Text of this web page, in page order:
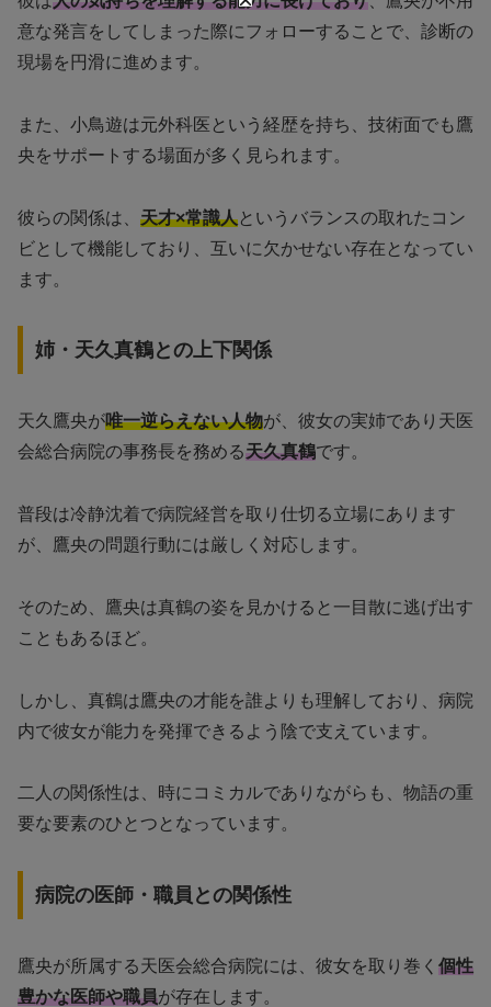
意な発言をしてしまった際にフォローすることで、診断の
現場を円滑に進めます。
また、小鳥遊は元外科医という経歴を持ち、技術面でも鷹
央をサポートする場面が多く見られます。
彼らの関係は、 天才×常識人というバランスの取れたコン
ビとして機能しており、互いに欠かせない存在となってい
ます。
姉・天久真鶴との上下関係
天久鷹央が唯一逆らえない人物が、彼女の実姉であり天医
会総合病院の事務長を務める天久真鶴です。
普段は冷静沈着で病院経営を取り仕切る立場にあります
が、鷹央の問題行動には厳しく対応します。
そのため、鷹央は真鶴の姿を見かけると一目散に逃げ出す
こともあるほど。
しかし、真鶴は鷹央の才能を誰よりも理解しており、病院
内で彼女が能力を発揮できるよう陰で支えています。
二人の関係性は、時にコミカルでありながらも、物語の重
要な要素のひとつとなっています。
病院の医師・職員との関係性
鷹央が所属する天医会総合病院には、彼女を取り巻く 個性
豊かな医師や職員が存在します。